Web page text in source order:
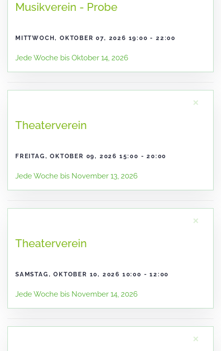
Musikverein - Probe
MITTWOCH, OKTOBER 07, 2026 19:00 - 22:00
Jede Woche bis Oktober 14, 2026
×
Theaterverein
FREITAG, OKTOBER 09, 2026 15:00 - 20:00
Jede Woche bis November 13, 2026
×
Theaterverein
SAMSTAG, OKTOBER 10, 2026 10:00 - 12:00
Jede Woche bis November 14, 2026
×